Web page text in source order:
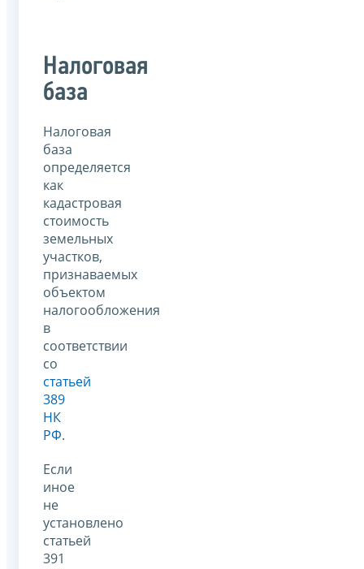
Налоговая
база
Налоговая
база
определяется
как
кадастровая
стоимость
земельных
участков,
признаваемых
объектом
налогообложения
в
соответствии
со
статьей
389
НК
РФ.
Если
иное
не
установлено
статьей
391